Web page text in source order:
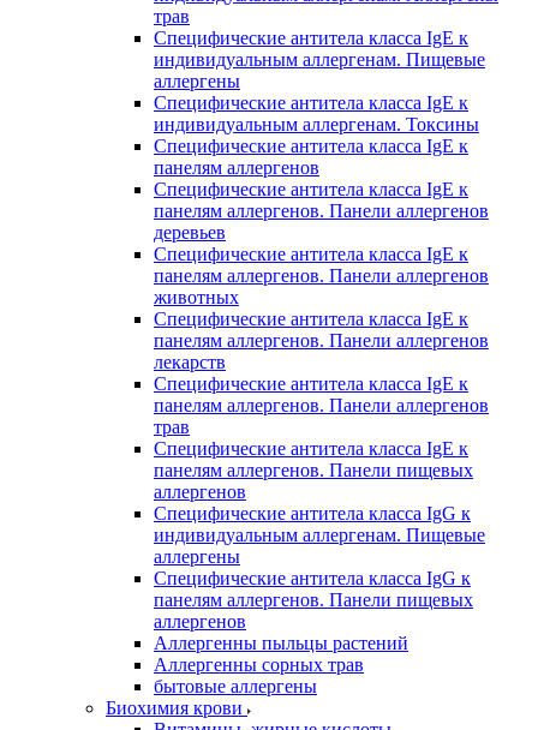
трав
Специфические антитела класса IgE к
индивидуальным аллергенам. Пищевые
аллергены
Специфические антитела класса IgE к
индивидуальным аллергенам. Токсины
Специфические антитела класса IgE к
панелям аллергенов
Специфические антитела класса IgE к
панелям аллергенов. Панели аллергенов
деревьев
Специфические антитела класса IgE к
панелям аллергенов. Панели аллергенов
животных
Специфические антитела класса IgE к
панелям аллергенов. Панели аллергенов
лекарств
Специфические антитела класса IgE к
панелям аллергенов. Панели аллергенов
трав
Специфические антитела класса IgE к
панелям аллергенов. Панели пищевых
аллергенов
Специфические антитела класса IgG к
индивидуальным аллергенам. Пищевые
аллергены
Специфические антитела класса IgG к
панелям аллергенов. Панели пищевых
аллергенов
Аллергенны пыльцы растений
Аллергенны сорных трав
бытовые аллергены
Биохимия крови